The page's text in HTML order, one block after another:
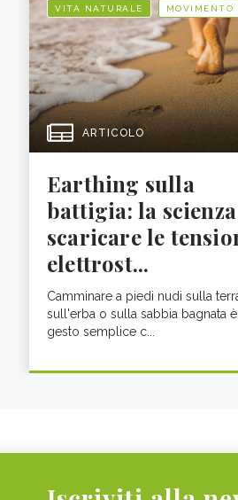
VITA NATURALE MOVIMENTO
ARTICOLO
Earthing sulla
battigia: la
scaricare le
elettrost...
Camminare a piedi nudi sulla
sull'erba o sulla sabbia bagnata
gesto semplice c...